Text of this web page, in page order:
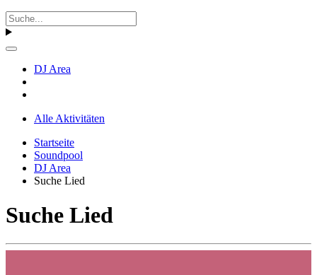
DJ Area
Alle Aktivitäten
Startseite
Soundpool
DJ Area
Suche Lied
Suche Lied